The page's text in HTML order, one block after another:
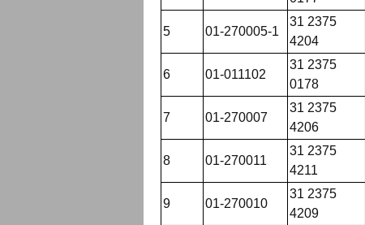
5 01-270005-1
31 2375
4204
6 01-011102
31 2375
0178
7 01-270007
31 2375
4206
8 01-270011
31 2375
4211
9 01-270010
31 2375
4209